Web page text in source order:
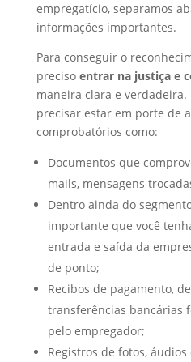
empregatício, separamos
informações importantes.
Para conseguir o
precisoentrar na justiça e
maneira clara e verdadeira.
precisar estar em porte de
comprobatórios como:
Documentos que
mails, mensagens
Dentro ainda do
importante que você
entrada e saída da
de ponto;
Recibos de pagamento,
transferências bancárias
pelo empregador;
Registros de fotos,